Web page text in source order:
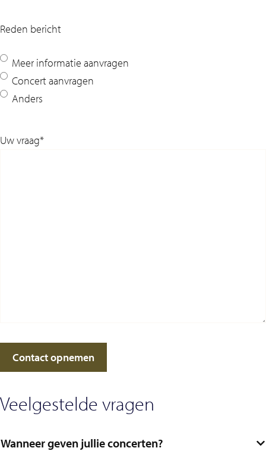
Reden bericht
Meer informatie aanvragen
Concert aanvragen
Anders
Uw vraag*
Contact opnemen
Veelgestelde vragen
Wanneer geven jullie concerten?